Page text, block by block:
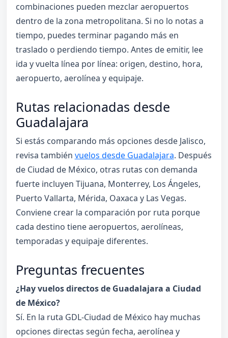
combinaciones pueden mezclar aeropuertos
dentro de la zona metropolitana. Si no lo notas a
tiempo, puedes terminar pagando más en
traslado o perdiendo tiempo. Antes de emitir, lee
ida y vuelta línea por línea: origen, destino, hora,
aeropuerto, aerolínea y equipaje.
Rutas relacionadas desde
Guadalajara
Si estás comparando más opciones desde Jalisco,
revisa también vuelos desde Guadalajara. Después
de Ciudad de México, otras rutas con demanda
fuerte incluyen Tijuana, Monterrey, Los Ángeles,
Puerto Vallarta, Mérida, Oaxaca y Las Vegas.
Conviene crear la comparación por ruta porque
cada destino tiene aeropuertos, aerolíneas,
temporadas y equipaje diferentes.
Preguntas frecuentes
¿Hay vuelos directos de Guadalajara a Ciudad
de México?
Sí. En la ruta GDL-Ciudad de México hay muchas
opciones directas según fecha, aerolínea y